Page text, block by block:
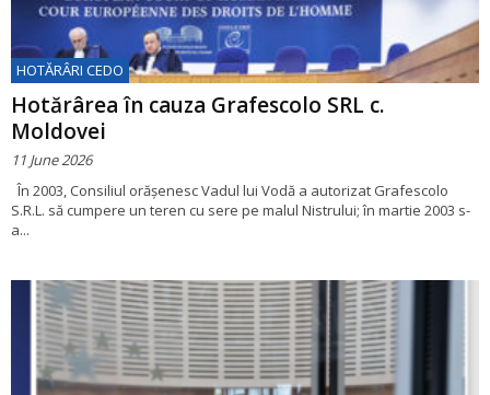
HOTĂRÂRI CEDO
Hotărârea în cauza Grafescolo SRL c.
Moldovei
11 June 2026
În 2003, Consiliul orășenesc Vadul lui Vodă a autorizat Grafescolo
S.R.L. să cumpere un teren cu sere pe malul Nistrului; în martie 2003 s-
a...